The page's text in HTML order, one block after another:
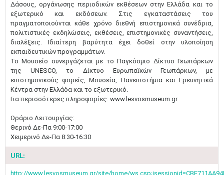
Δάσους, οργάνωσης περιοδικών εκθέσεων στην Ελλάδα και το
εξωτερικό και εκδόσεων. Στις εγκαταστάσεις του
πραγματοποιούνται κάθε χρόνο διεθνή επιστημονικά συνέδρια,
πολιτιστικές εκδηλώσεις, εκθέσεις, επιστημονικές συναντήσεις,
διαλέξεις. Ιδιαίτερη βαρύτητα έχει δοθεί στην υλοποίηση
εκπαιδευτικών προγραμμάτων.
Το Μουσείο συνεργάζεται με το Παγκόσμιο Δίκτυο Γεωπάρκων
της UNESCO, το Δίκτυο Ευρωπαϊκών Γεωπάρκων, με
επιστημονικούς φορείς, Μουσεία, Πανεπιστήμια και Ερευνητικά
Κέντρα στην Ελλάδα και το εξωτερικό.
Για περισσότερες πληροφορίες: www.lesvosmuseum.gr
Ωράριο Λειτουργίας:
Θερινό Δε-Πα 9:00-17:00
Χειμερινό Δε-Πα 8:30-16:30
URL:
http://www.lesvosmuseum.gr/site/home/
• •
6 9